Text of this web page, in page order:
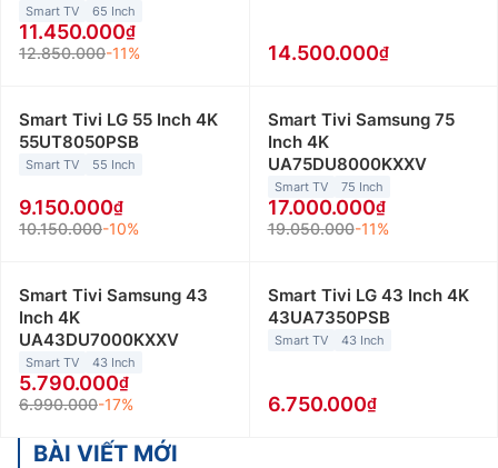
Smart TV 65 Inch
11.450.000
12.850.000-11% 14.500.000
Smart Tivi LG 55 Inch 4K
55UT8050PSB
Smart TV 55 Inch
9.150.000
10.150.000-10%
Smart Tivi Samsung 75
Inch 4K
UA75DU8000KXXV
Smart TV 75 Inch
17.000.000
19.050.000-11%
Smart Tivi Samsung 43
Inch 4K
UA43DU7000KXXV
Smart TV 43 Inch
5.790.000
6.990.000-17%
Smart Tivi LG 43 Inch 4K
43UA7350PSB
Smart TV 43 Inch
6.750.000
BÀI VIẾT MỚI